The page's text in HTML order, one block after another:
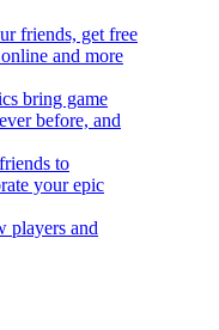
friends, get free
and more
bring game
before, and
to
your epic
players and